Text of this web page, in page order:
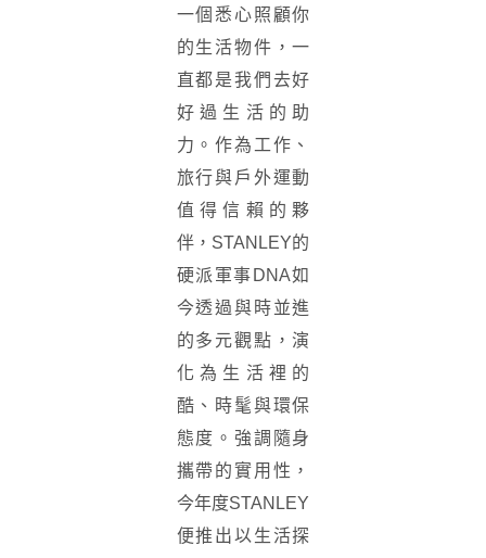
一個悉心照顧你
的生活物件，一
直都是我們去好
好過生活的助
力。作為工作、
旅行與戶外運動
值得信賴的夥
伴，STANLEY的
硬派軍事DNA如
今透過與時並進
的多元觀點，演
化為生活裡的
酷、時髦與環保
態度。強調隨身
攜帶的實用性，
今年度STANLEY
便推出以生活探